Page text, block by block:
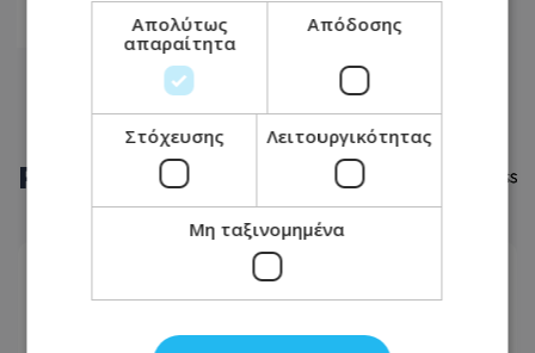
ΡΟΗ ΕΙΔΗΣΕΩΝ
«Το πάρτι έχει τελειώσει» διαμήνυσε ο
Απολύτως
απαραίτητα
Απόδοσης
Στόχευσης Λειτουργικότητας
Μη ταξινομημένα